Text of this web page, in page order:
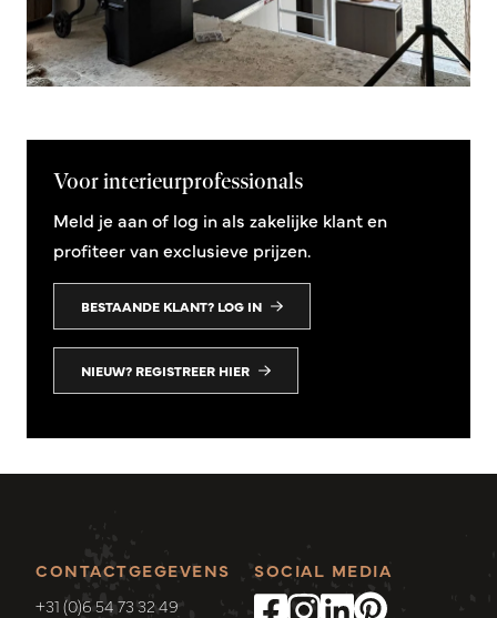
Voor interieurprofessionals
Meld je aan of log in als zakelijke klant en
profiteer van exclusieve prijzen.
BESTAANDE KLANT? LOG IN
NIEUW? REGISTREER HIER
CONTACTGEGEVENS
+31 (0)6 54 73 32 49
SOCIAL MEDIA